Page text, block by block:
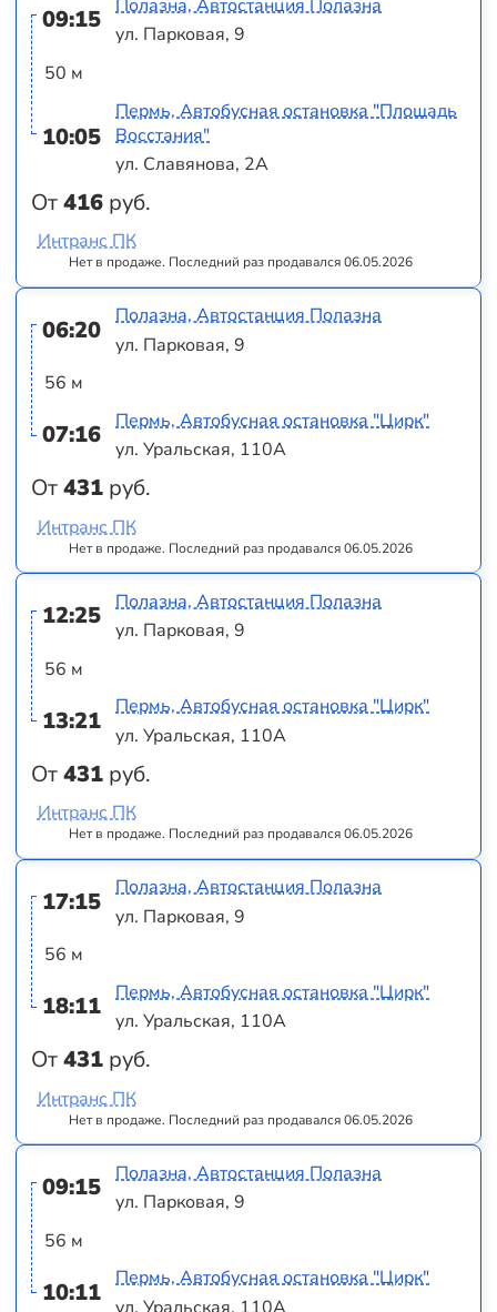
09:15
50 м
10:05
От416 руб.
Полазна, Автостанция Полазна
ул. Парковая, 9
Пермь, Автобусная остановка "Площадь
Восстания"
ул. Славянова, 2А
Нет в продаже. Последний раз продавался 06.05.2026
Интранс ПК
06:20
56 м
07:16
От431 руб.
Полазна, Автостанция Полазна
ул. Парковая, 9
Пермь, Автобусная остановка "Цирк"
ул. Уральская, 110А
Нет в продаже. Последний раз продавался 06.05.2026
Интранс ПК
12:25
56 м
13:21
От431 руб.
Полазна, Автостанция Полазна
ул. Парковая, 9
Пермь, Автобусная остановка "Цирк"
ул. Уральская, 110А
Нет в продаже. Последний раз продавался 06.05.2026
Интранс ПК
17:15
56 м
18:11
От431 руб.
Полазна, Автостанция Полазна
ул. Парковая, 9
Пермь, Автобусная остановка "Цирк"
ул. Уральская, 110А
Нет в продаже. Последний раз продавался 06.05.2026
Интранс ПК
09:15
56 м
10:11
Полазна, Автостанция Полазна
ул. Парковая, 9
Пермь, Автобусная остановка "Цирк"